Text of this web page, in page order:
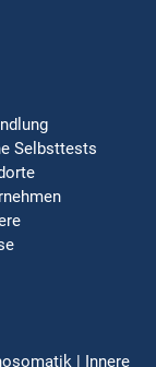
Selbsttests
| Innere